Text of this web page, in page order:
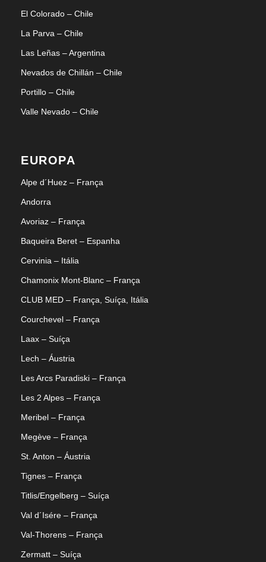
El Colorado – Chile
La Parva – Chile
Las Leñas – Argentina
Nevados de Chillán – Chile
Portillo – Chile
Valle Nevado – Chile
EUROPA
Alpe d´Huez – França
Andorra
Avoriaz – França
Baqueira Beret – Espanha
Cervinia – Itália
Chamonix Mont-Blanc – França
CLUB MED – França, Suíça, Itália
Courchevel – França
Laax – Suíça
Lech – Áustria
Les Arcs Paradiski – França
Les 2 Alpes – França
Meribel – França
Megève – França
St. Anton – Áustria
Tignes – França
Titlis/Engelberg – Suíça
Val d´Isére – França
Val-Thorens – França
Zermatt – Suíça